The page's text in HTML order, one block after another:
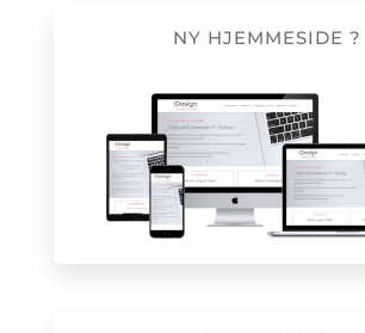
NY HJEMMESIDE ?